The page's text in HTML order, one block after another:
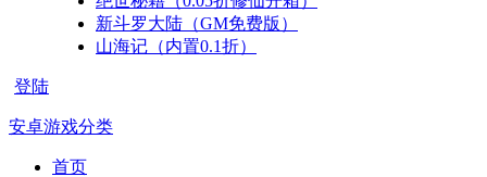
新斗罗大陆（GM免费版）
山海记（内置0.1折）
登陆
安卓游戏分类
首页